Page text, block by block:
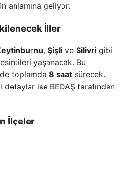
anlamına geliyor.
İller
, Şişli ve Silivri gibi
yaşanacak. Bu
toplamda 8 saat sürecek.
ise BEDAŞ tarafından
İlçeler